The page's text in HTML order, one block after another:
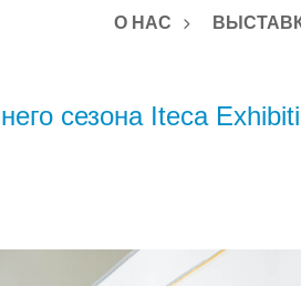
О НАС
сезона Iteca